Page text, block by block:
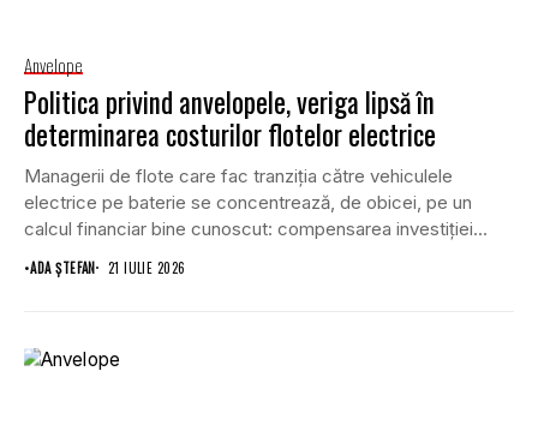
Anvelope
Politica privind anvelopele, veriga lipsă în
determinarea costurilor flotelor electrice
Managerii de flote care fac tranziția către vehiculele
electrice pe baterie se concentrează, de obicei, pe un
calcul financiar bine cunoscut: compensarea investiției...
•ADA ȘTEFAN 21 IULIE 2026